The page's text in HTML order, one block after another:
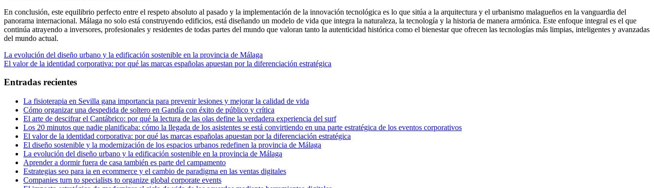
En conclusión, este equilibrio perfecto entre el respeto absoluto al pasado y la implementación de la innovación tecnológica es lo que sitúa a la arquitectura y el urbanismo malagueños en la vanguardia del
panorama internacional. Málaga no solo está construyendo edificios, está diseñando un modelo de vida que integra la naturaleza, la tecnología y la historia de manera armónica. Este enfoque integral es el que
continúa atrayendo a inversores, profesionales y residentes de todas partes del mundo que valoran tanto la autenticidad histórica como el bienestar que ofrecen las tecnologías más limpias, inteligentes y avanzadas
del mundo actual.
Navegación
de
entradas
Entrada
anterior:
La evolución del diseño urbano y la edificación sostenible en la provincia de Málaga
Entrada
El valor de la identidad corporativa: por qué las marcas españolas apuestan por la diferenciación estratégica
Entradas recientes
La fisioterapia en Sevilla gana importancia para prevenir lesiones y mejorar la calidad de vida
Cómo organizar una despedida de soltero en Gandía con éxito de público y crítica
El arte de descifrar el Cantábrico: por qué la lectura de las olas define la verdadera experiencia del surf
Los 20 minutos que nadie planificaba: cómo la llegada de los asistentes se está convirtiendo en una parte estratégica de los eventos corporativos
El valor de la identidad corporativa: por qué las marcas españolas apuestan por la diferenciación estratégica
El diseño sostenible y la modernización de los espacios urbanos redefinen la provincia de Málaga
La evolución del diseño urbano y la edificación sostenible en la provincia de Málaga
Aprender a dormir fuera de casa también es parte del campamento
Estrategias seo para ia en ecommerce y el cambio de paradigma en las ventas digitales
Companies turn to specialists to organize global corporate events